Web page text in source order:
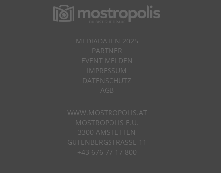
MEDIADATEN 2025
PARTNER
EVENT MELDEN
IMPRESSUM
DATENSCHUTZ
AGB
WWW.MOSTROPOLIS.AT
MOSTROPOLIS E.U.
3300 AMSTETTEN
GUTENBERGSTRASSE 11
+43 676 77 17 800